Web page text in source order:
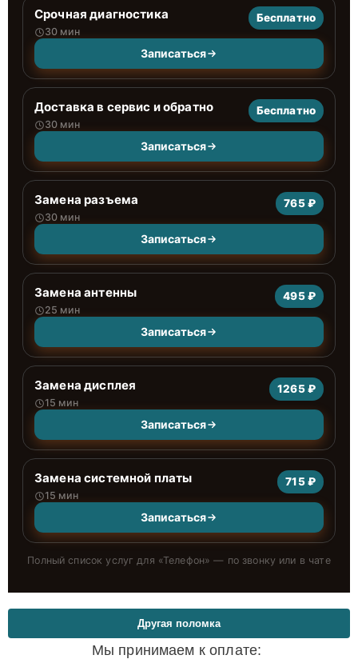
Срочная диагностика
30 мин
Бесплатно
Записаться
Доставка в сервис и обратно
30 мин
Бесплатно
Записаться
Замена разъема
30 мин
765 ₽
Записаться
Замена антенны
25 мин
495 ₽
Записаться
Замена дисплея
15 мин
1265 ₽
Записаться
Замена системной платы
15 мин
715 ₽
Записаться
Полный список услуг для «Телефон» — по звонку или в чате
Мы принимаем к оплате:
Другая поломка